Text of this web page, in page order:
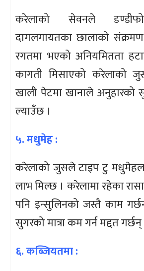
करेलाको सेवनले
दागलगायतका छालाको
रगतमा भएको अनियमितता
कागती मिसाएको करेलाको
खाली पेटमा खानाले अनुहारको
ल्याउँछ ।
५. मधुमेह :
करेलाको जुसले टाइप टु
लाभ मिल्छ । करेलामा रहेका
पनि इन्सुलिनको जस्तै काम
सुगरको मात्रा कम गर्न मद्दत गर्छन्
६. कब्जियतमा :